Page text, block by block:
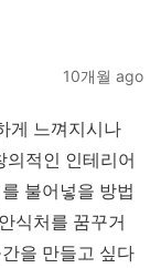
10개월 ago
게 느껴지시나
의적인 인테리어
불어넣을 방법
식처를 꿈꾸거
을 만들고 싶다